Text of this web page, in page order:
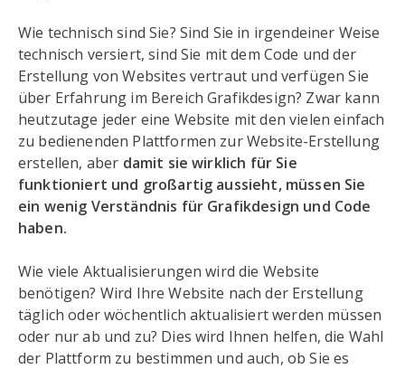
Wie technisch sind Sie? Sind Sie in irgendeiner Weise
technisch versiert, sind Sie mit dem Code und der
Erstellung von Websites vertraut und verfügen Sie
über Erfahrung im Bereich Grafikdesign? Zwar kann
heutzutage jeder eine Website mit den vielen einfach
zu bedienenden Plattformen zur Website-Erstellung
erstellen, aber damit sie wirklich für Sie
funktioniert und großartig aussieht, müssen Sie
ein wenig Verständnis für Grafikdesign und Code
haben.
Wie viele Aktualisierungen wird die Website
benötigen? Wird Ihre Website nach der Erstellung
täglich oder wöchentlich aktualisiert werden müssen
oder nur ab und zu? Dies wird Ihnen helfen, die Wahl
der Plattform zu bestimmen und auch, ob Sie es